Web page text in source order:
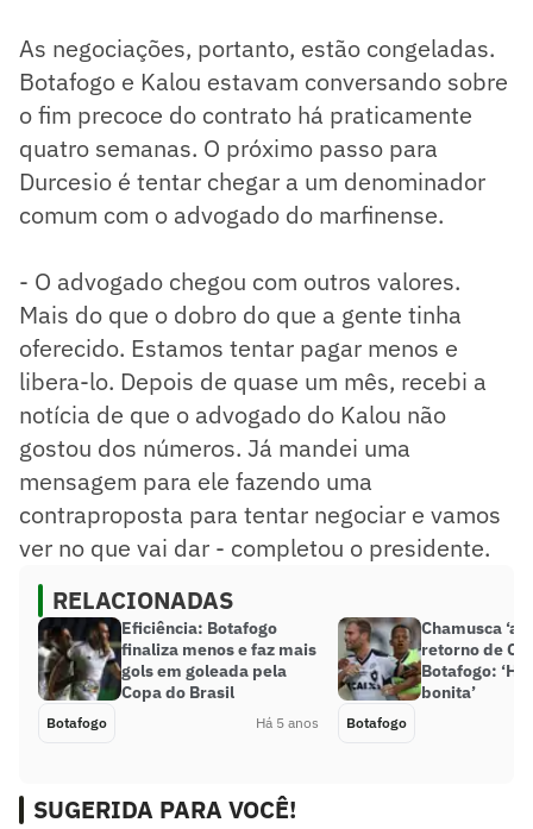
As negociações, portanto, estão congeladas.
Botafogo e Kalou estavam conversando sobre
o fim precoce do contrato há praticamente
quatro semanas. O próximo passo para
Durcesio é tentar chegar a um denominador
comum com o advogado do marfinense.
- O advogado chegou com outros valores.
Mais do que o dobro do que a gente tinha
oferecido. Estamos tentar pagar menos e
libera-lo. Depois de quase um mês, recebi a
notícia de que o advogado do Kalou não
gostou dos números. Já mandei uma
mensagem para ele fazendo uma
contraproposta para tentar negociar e vamos
ver no que vai dar - completou o presidente.
RELACIONADAS
Eficiência: Botafogo
finaliza menos e faz mais
gols em goleada pela
Copa do Brasil
Botafogo Há 5 anos
Chamusca
retorno de
Botafogo:
bonita’
Botafogo
SUGERIDA PARA VOCÊ!